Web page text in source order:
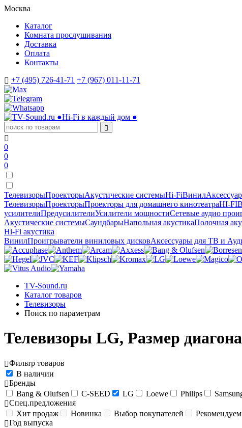
Москва
Каталог
Комната прослушивания
Доставка
Оплата
Контакты
+7 (495) 726-41-71 +7 (967) 011-11-71
●Hi-Fi в каждый дом ●
0
0
0
ТелевизорыПроекторыАкустические системыHi-FiВинил
ТелевизорыПроекторыПроекторы для домашнего кинотеатраHI-FI
усилителиПредусилителиУсилители мощностиСетевые аудио
Акустические системыСаундбарыНапольная акустикаПолочная
Hi-Fi акустика
ВинилПроигрыватели виниловых дисковАксессуары для ТВ и
TV-Sound.ru
Каталог товаров
Телевизоры
Поиск по параметрам
Телевизоры LG, Размер
Фильтр товаров
В наличии
Бренды
Bang & Olufsen
C-SEED LG Loewe Philips
Спец.предложения
Хит продаж
Новинка Выбор покупателей Рекомендуем
Год выпуска